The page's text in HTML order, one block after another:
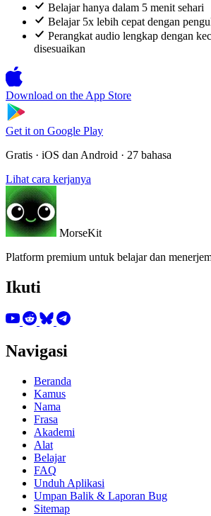
Belajar hanya dalam 5 menit sehari
Belajar 5x lebih cepat dengan
Perangkat audio lengkap dengan
disesuaikan
Download on the App Store
Get it on Google Play
Gratis · iOS dan Android · 27 bahasa
Lihat cara kerjanya
MorseKit
Platform premium untuk belajar dan
Ikuti
Navigasi
Beranda
Kamus
Nama
Frasa
Akademi
Alat
Belajar
FAQ
Unduh Aplikasi
Umpan Balik & Laporan Bug
Sitemap